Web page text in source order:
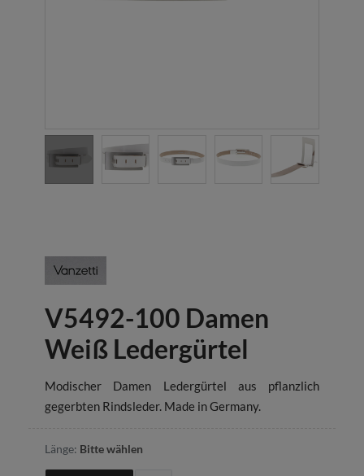
V5492-100 Damen
Weiß Ledergürtel
Modischer Damen Ledergürtel aus pflanzlich
gegerbten Rindsleder. Made in Germany.
Länge: Bitte wählen